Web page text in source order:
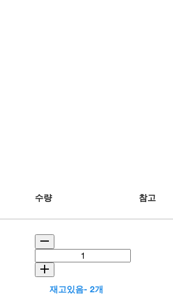
수량 참고
재고있음- 2개